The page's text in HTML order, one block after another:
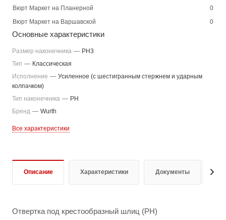
Вюрт Маркет на Планерной
0
Вюрт Маркет на Варшавской
0
Основные характеристики
Размер наконечника — PH3
Тип — Классическая
Исполнение — Усиленное (с шестигранным стержнем и ударным
колпачком)
Тип наконечника — PH
Бренд — Wurth
Все характеристики
Описание Характеристики Документы
Отвертка под крестообразный шлиц (PH)